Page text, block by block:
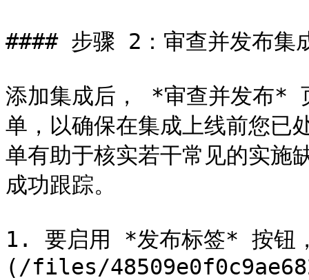
#### 步骤 2：审查并发布集
添加集成后， *审查并发布*
单，以确保在集成上线前您已
单有助于核实若干常见的实施
成功跟踪。
1. 要启用 *发布标签* 按钮
(/files/